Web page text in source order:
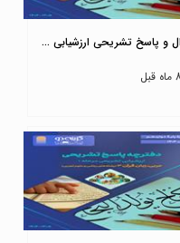
و پاسخ تشریحی ارزشیابی ...
قبل